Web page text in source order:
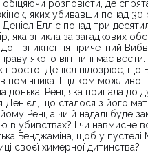
обіцяючи розповісти, де
яких убивавши понад 30
Елліс понад три
яка зникла за загадкових
її зникнення причетний
якого він нині має
просто. Денієл підозрює, що
помічника. І цілком
донька, Рені, яка припала до
Денієл, що сталося з його
Рені, а чи й надалі буде
в убивствах? І чи навмисне
Бенджаміна, щоб у пустелі
своєї химерної дитинства?